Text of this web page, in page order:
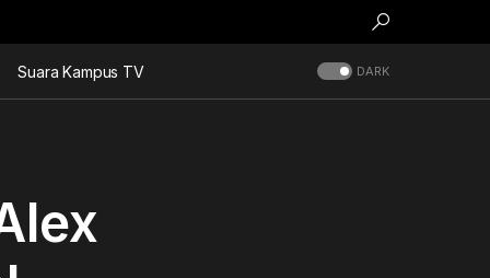
Suara Kampus TV DARK